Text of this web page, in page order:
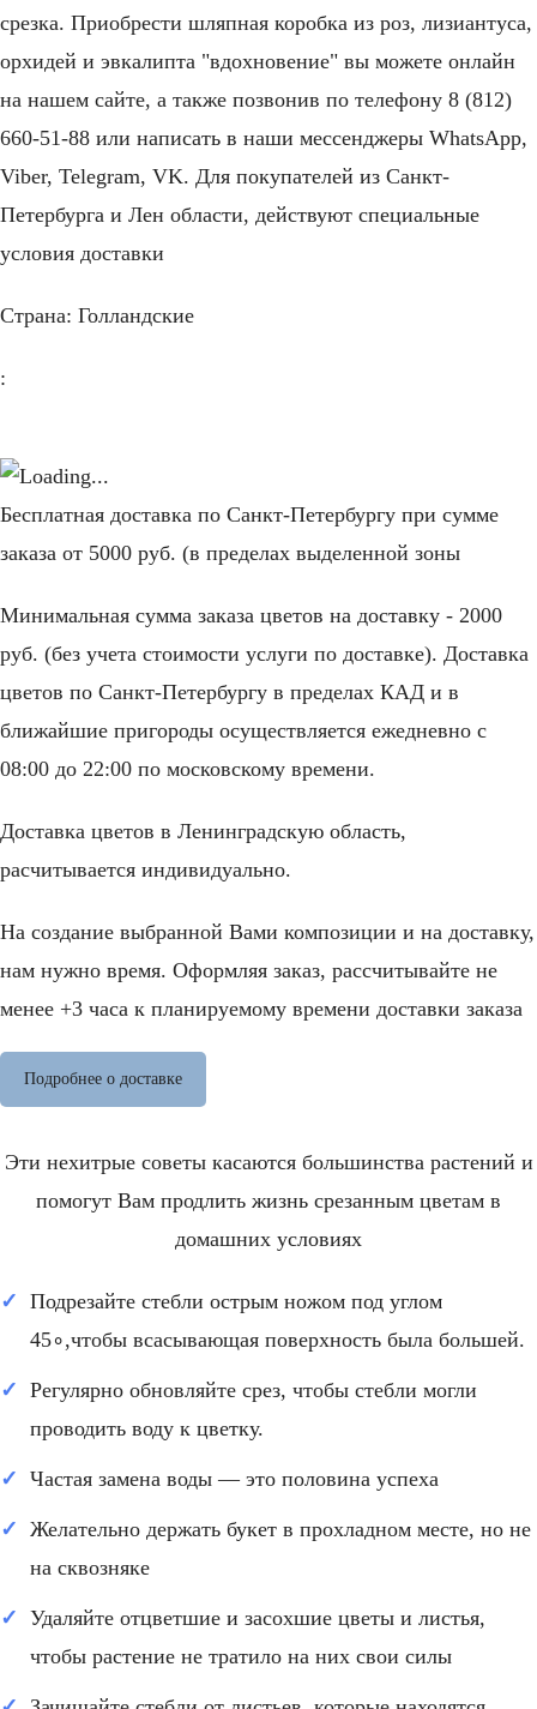
срезка. Приобрести шляпная коробка из роз, лизиантуса,
орхидей и эвкалипта "вдохновение" вы можете онлайн
на нашем сайте, а также позвонив по телефону 8 (812)
660-51-88 или написать в наши мессенджеры WhatsApp,
Viber, Telegram, VK. Для покупателей из Санкт-
Петербурга и Лен области, действуют специальные
условия доставки
Страна: Голландские
:
Бесплатная доставка по Санкт-Петербургу при сумме
заказа от 5000 руб. (в пределах выделенной зоны
Минимальная сумма заказа цветов на доставку - 2000
руб. (без учета стоимости услуги по доставке). Доставка
цветов по Санкт-Петербургу в пределах КАД и в
ближайшие пригороды осуществляется ежедневно с
08:00 до 22:00 по московскому времени.
Доставка цветов в Ленинградскую область,
расчитывается индивидуально.
На создание выбранной Вами композиции и на доставку,
нам нужно время. Оформляя заказ, рассчитывайте не
менее +3 часа к планируемому времени доставки заказа
Подробнее о доставке
Эти нехитрые советы касаются большинства растений и
помогут Вам продлить жизнь срезанным цветам в
домашних условиях
Подрезайте стебли острым ножом под углом
45∘,чтобы всасывающая поверхность была большей.
Регулярно обновляйте срез, чтобы стебли могли
проводить воду к цветку.
Частая замена воды — это половина успеха
Желательно держать букет в прохладном месте, но не
на сквозняке
Удаляйте отцветшие и засохшие цветы и листья,
чтобы растение не тратило на них свои силы